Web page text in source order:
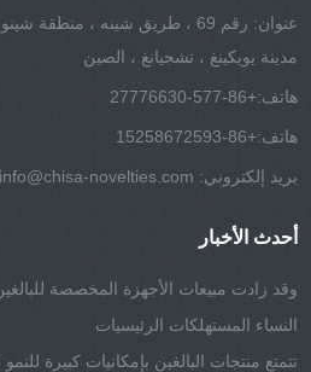
عنوان: رقم 69 ، طريق شينه ،
مدينة يويكينغ ، تشجيانغ ، الصين
هاتف:+86-577-27776630
هاتف:+86-15258672593
بريد إلكتروني: info@chisa-novelties.com
أحدث الأخبار
النساء المستهلكات الرئيسيات
تتمتع منتجات البالغين بإمكانيات كبيرة